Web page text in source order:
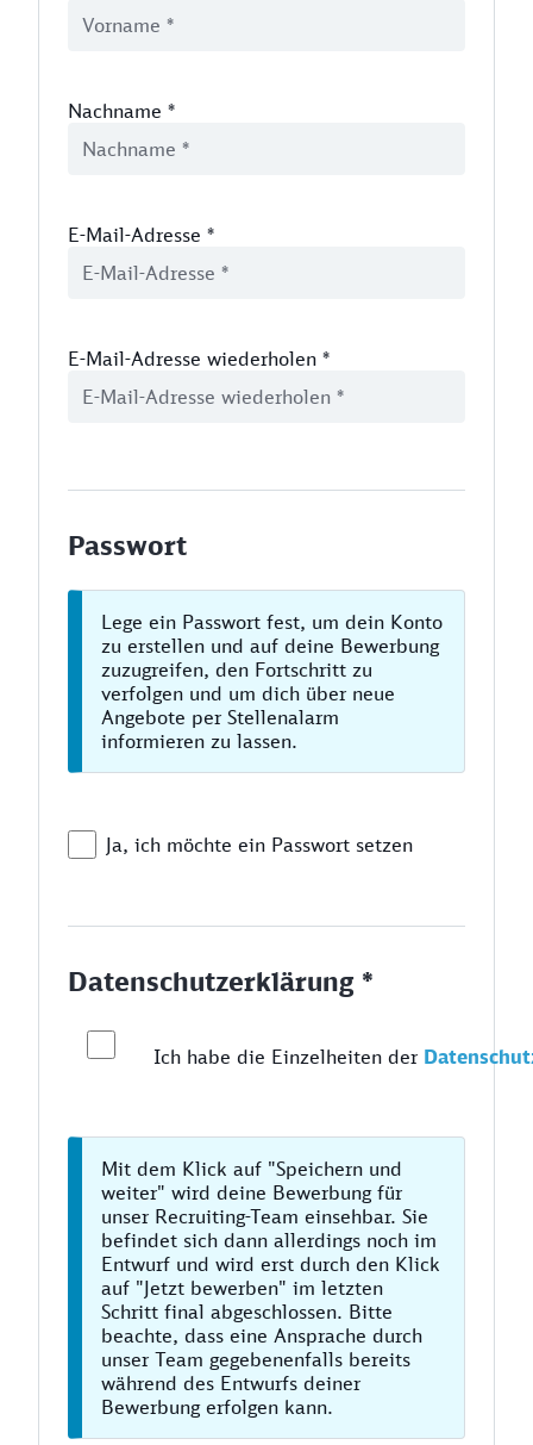
Nachname *
E-Mail-Adresse *
E-Mail-Adresse wiederholen *
Passwort
Lege ein Passwort fest, um dein Konto
zu erstellen und auf deine Bewerbung
zuzugreifen, den Fortschritt zu
verfolgen und um dich über neue
Angebote per Stellenalarm
informieren zu lassen.
Ja, ich möchte ein Passwort setzen
Datenschutzerklärung *
Ich habe die Einzelheiten der
Mit dem Klick auf "Speichern und
weiter" wird deine Bewerbung für
unser Recruiting-Team einsehbar. Sie
befindet sich dann allerdings noch im
Entwurf und wird erst durch den Klick
auf "Jetzt bewerben" im letzten
Schritt final abgeschlossen. Bitte
beachte, dass eine Ansprache durch
unser Team gegebenenfalls bereits
während des Entwurfs deiner
Bewerbung erfolgen kann.